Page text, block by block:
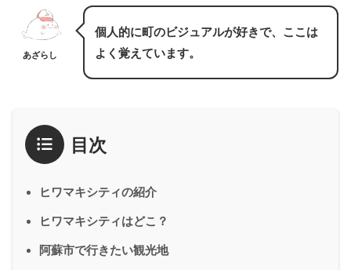
あざらし
個人的に町のビジュアルが好きで、ここは
よく覚えています。
目次
ヒワマキシティの紹介
ヒワマキシティはどこ？
阿蘇市で行きたい観光地